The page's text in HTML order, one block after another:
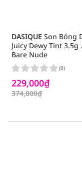
DASIQUE Son Bóng
Juicy Dewy Tint 3.5g
Bare Nude
229,000₫
374,000₫
(0)